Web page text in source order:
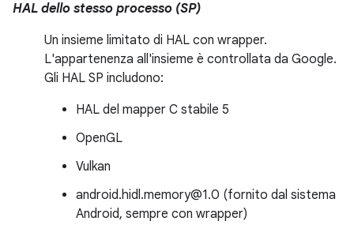
HAL dello stesso processo (SP)
Un insieme limitato di HAL con wrapper.
L'appartenenza all'insieme è controllata da Google.
Gli HAL SP includono:
HAL del mapper C stabile 5
OpenGL
Vulkan
android.hidl.memory@1.0 (fornito dal sistema
Android, sempre con wrapper)